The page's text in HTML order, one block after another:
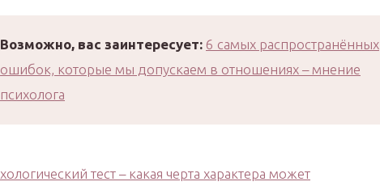
Возможно, вас заинтересует: 6 самых распространённых
ошибок, которые мы допускаем в отношениях – мнение
психолога